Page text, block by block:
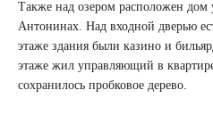
Также над озером расположен
Антонинах. Над входной дверью
этаже здания были казино и
этаже жил управляющий в
сохранилось пробковое дерево.